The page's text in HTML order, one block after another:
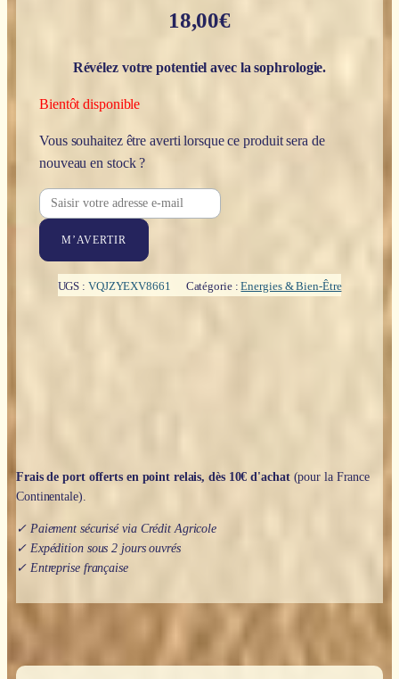
18,00€
Révélez votre potentiel avec la sophrologie.
Bientôt disponible
Vous souhaitez être averti lorsque ce produit sera de
nouveau en stock ?
M’AVERTIR
UGS : VQJZYEXV8661 Catégorie :Energies & Bien-Être
Frais de port offerts en point relais, dès 10€ d'achat(pour la France
Continentale).
✓ Paiement sécurisé via Crédit Agricole
✓ Expédition sous 2 jours ouvrés
✓ Entreprise française